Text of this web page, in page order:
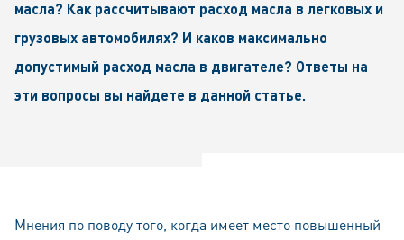
масла? Как рассчитывают расход масла в легковых и
грузовых автомобилях? И каков максимально
допустимый расход масла в двигателе? Ответы на
эти вопросы вы найдете в данной статье.
Мнения по поводу того, когда имеет место повышенный